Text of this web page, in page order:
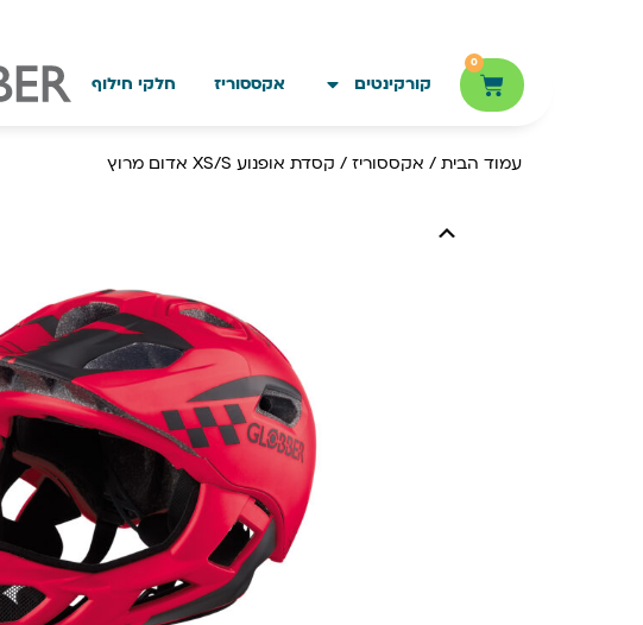
0
קורקינטים אקססוריז חלקי חילוף
עמוד הבית / אקססוריז / קסדת אופנוע XS/S אדום מרוץ